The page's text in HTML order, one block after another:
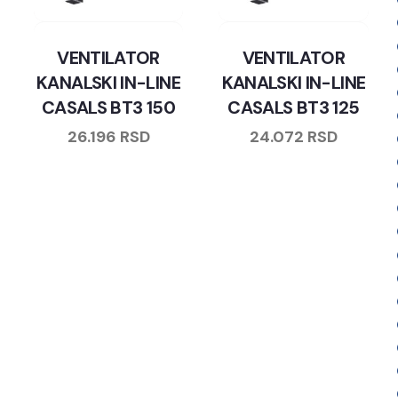
VENTILATOR
KANALSKI IN-LINE
CASALS BT3 150
26.196 RSD
VENTILATOR
KANALSKI IN-LINE
CASALS BT3 125
24.072 RSD